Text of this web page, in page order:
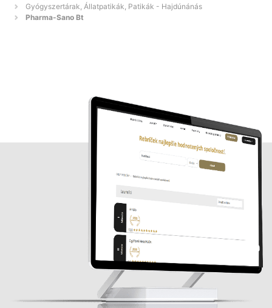
Gyógyszertárak, Állatpatikák, Patikák - Hajdúnánás
Pharma-Sano Bt